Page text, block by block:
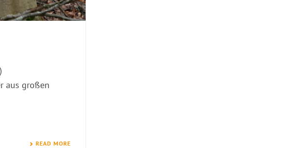
aus großen
READ MORE